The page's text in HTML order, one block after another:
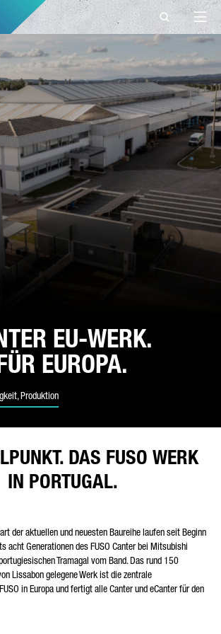
EU-WERK.
EUROPA.
Produktion
BELGIUM
weitere Fragen?
uns Ihre Anfrage über dieses
(OPTIONAL)
DAS FUSO WERK
IN PORTUGAL.
der aktuellen und neuesten Baureihe laufen seit Beginn
acht Generationen des FUSO Canter bei Mitsubishi
Tramagal vom Band. Das rund 150
Lissabon gelegene Werk ist die zentrale
in Europa und fertigt alle Canter und eCanter für den